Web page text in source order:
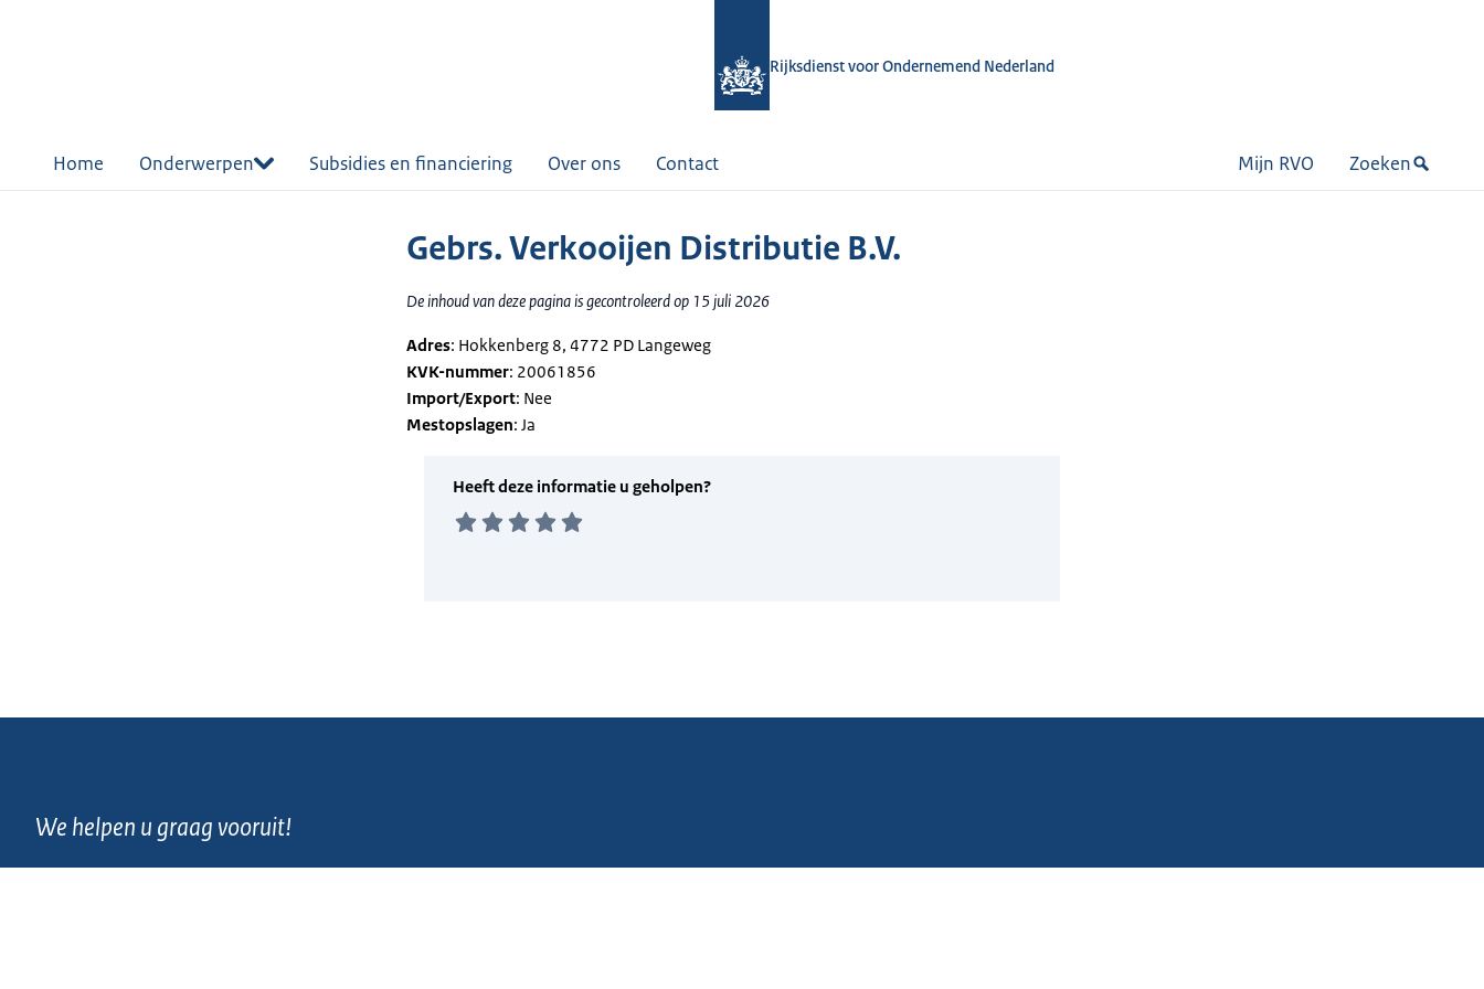
Rijksdienst voor Ondernemend Nederland
Home Onderwerpen Subsidies en financiering Over ons Contact Mijn RVO Zoeken
Gebrs. Verkooijen Distributie B.V.
De inhoud van deze pagina is gecontroleerd op 15 juli 2026
Adres: Hokkenberg 8, 4772 PD Langeweg
KVK-nummer: 20061856
Import/Export: Nee
Mestopslagen: Ja
We helpen u graag vooruit!